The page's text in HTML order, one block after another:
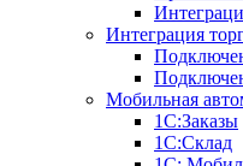
Интеграция
Мобильная
1С:Заказы
1С:Склад